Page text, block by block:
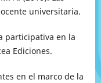
universitaria.
participativa en la
Ediciones.
en el marco de la